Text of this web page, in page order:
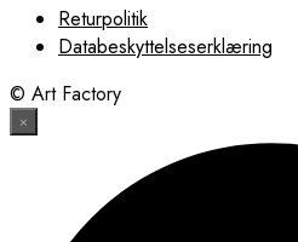
Returpolitik
Databeskyttelseserklæring
© Art Factory
×